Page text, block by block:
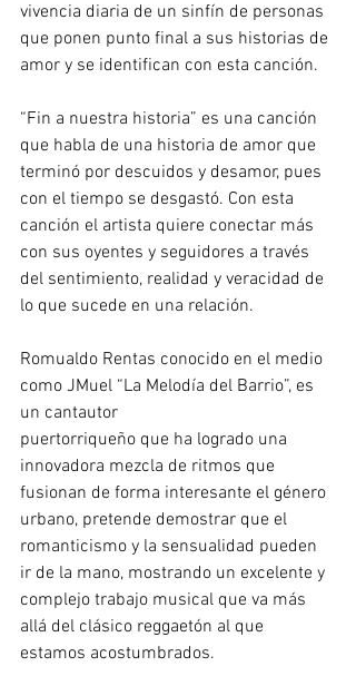
vivencia diaria de un sinfín de personas
que ponen punto final a sus historias de
amor y se identifican con esta canción.
“Fin a nuestra historia” es una canción
que habla de una historia de amor que
terminó por descuidos y desamor, pues
con el tiempo se desgastó. Con esta
canción el artista quiere conectar más
con sus oyentes y seguidores a través
del sentimiento, realidad y veracidad de
lo que sucede en una relación.
Romualdo Rentas conocido en el medio
como JMuel “La Melodía del Barrio”, es
un cantautor
puertorriqueño que ha logrado una
innovadora mezcla de ritmos que
fusionan de forma interesante el género
urbano, pretende demostrar que el
romanticismo y la sensualidad pueden
ir de la mano, mostrando un excelente y
complejo trabajo musical que va más
allá del clásico reggaetón al que
estamos acostumbrados.